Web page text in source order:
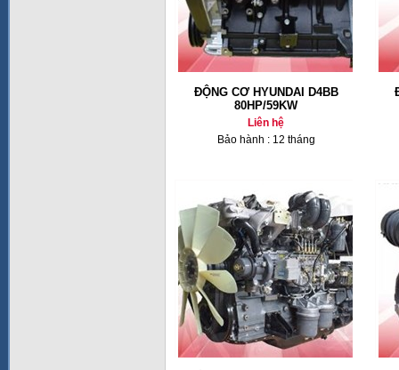
ĐỘNG CƠ HYUNDAI D4BB
80HP/59KW
Liên hệ
Bảo hành : 12 tháng